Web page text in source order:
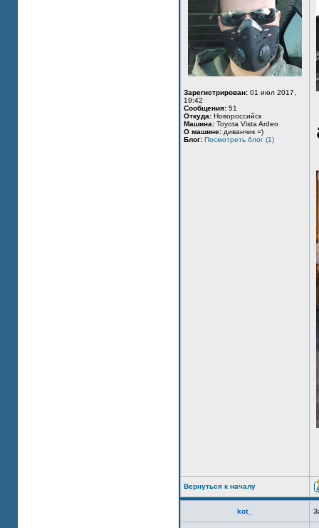
Зарегистрирован: 01 июл 2017,
19:42
Сообщения: 51
Откуда: Новороссийск
Машина: Toyota Vista Ardeo
О машине: диванчик =)
Блог: Посмотреть блог (1)
Вернуться к началу
kot_